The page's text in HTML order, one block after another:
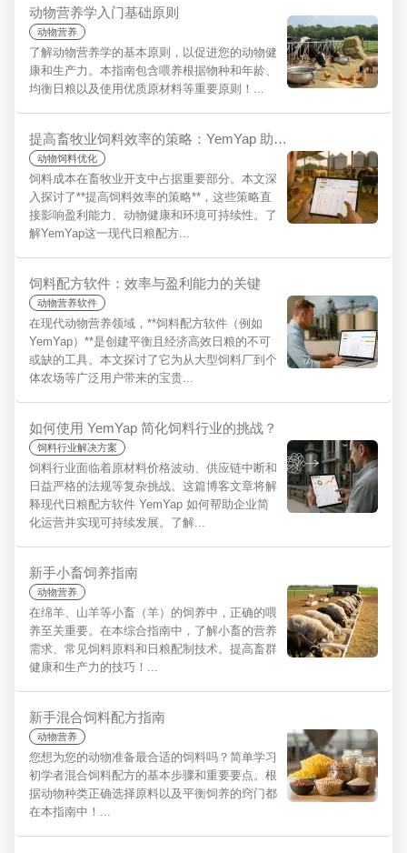
动物营养学入门基础原则
动物营养
了解动物营养学的基本原则，以促进您的动物健
康和生产力。本指南包含喂养根据物种和年龄、
均衡日粮以及使用优质原材料等重要原则！...
提高畜牧业饲料效率的策略：YemYap 助您实现最大效益
动物饲料优化
饲料成本在畜牧业开支中占据重要部分。本文深
入探讨了**提高饲料效率的策略**，这些策略直
接影响盈利能力、动物健康和环境可持续性。了
解YemYap这一现代日粮配方...
饲料配方软件：效率与盈利能力的关键
动物营养软件
在现代动物营养领域，**饲料配方软件（例如
YemYap）**是创建平衡且经济高效日粮的不可
或缺的工具。本文探讨了它为从大型饲料厂到个
体农场等广泛用户带来的宝贵...
如何使用 YemYap 简化饲料行业的挑战？
饲料行业解决方案
饲料行业面临着原材料价格波动、供应链中断和
日益严格的法规等复杂挑战。这篇博客文章将解
释现代日粮配方软件 YemYap 如何帮助企业简
化运营并实现可持续发展。了解...
新手小畜饲养指南
动物营养
在绵羊、山羊等小畜（羊）的饲养中，正确的喂
养至关重要。在本综合指南中，了解小畜的营养
需求、常见饲料原料和日粮配制技术。提高畜群
健康和生产力的技巧！...
新手混合饲料配方指南
动物营养
您想为您的动物准备最合适的饲料吗？简单学习
初学者混合饲料配方的基本步骤和重要要点。根
据动物种类正确选择原料以及平衡饲养的窍门都
在本指南中！...